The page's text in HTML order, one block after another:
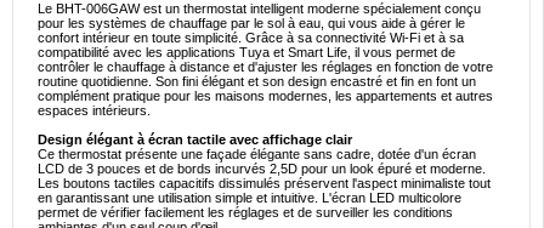
Le BHT-006GAW est un thermostat intelligent moderne spécialement conçu
pour les systèmes de chauffage par le sol à eau, qui vous aide à gérer le
confort intérieur en toute simplicité. Grâce à sa connectivité Wi-Fi et à sa
compatibilité avec les applications Tuya et Smart Life, il vous permet de
contrôler le chauffage à distance et d'ajuster les réglages en fonction de votre
routine quotidienne. Son fini élégant et son design encastré et fin en font un
complément pratique pour les maisons modernes, les appartements et autres
espaces intérieurs.
Design élégant à écran tactile avec affichage clair
Ce thermostat présente une façade élégante sans cadre, dotée d'un écran
LCD de 3 pouces et de bords incurvés 2,5D pour un look épuré et moderne.
Les boutons tactiles capacitifs dissimulés préservent l'aspect minimaliste tout
en garantissant une utilisation simple et intuitive. L'écran LED multicolore
permet de vérifier facilement les réglages et de surveiller les conditions